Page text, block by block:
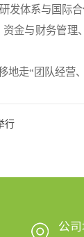
发体系与国际
金与财务管
走“团队经营
行
公